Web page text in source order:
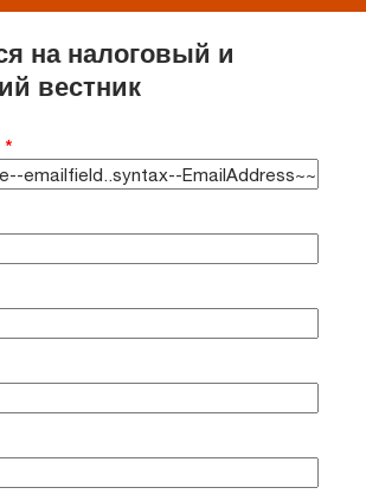
на налоговый и
вестник
*